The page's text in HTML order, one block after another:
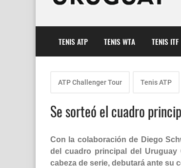
TENIS ATP TENIS WTA TENIS ITF
ATP Challenger Tour Tenis ATP
Se sorteó el cuadro
Con la colaboración de Diego
del cuadro principal del Uruguay
cabeza de serie, debutará ante su